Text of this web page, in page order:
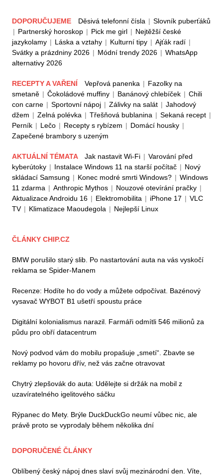
DOPORUČUJEME Děsivá telefonní čísla | Slovník puberťáků
| Partnerský horoskop | Pick me girl | Nejtěžší české
jazykolamy | Láska a vztahy | Kulturní tipy | Ajťák radí |
Svátky a prázdniny 2026 | Módní trendy 2026 | WhatsApp
alternativy 2026
RECEPTY A VAŘENÍ Vepřová panenka | Fazolky na
smetaně | Čokoládové muffiny | Banánový chlebíček | Chili
con carne | Sportovní nápoj | Zálivky na salát | Jahodový
džem | Zelná polévka | Třešňová bublanina | Sekaná recept |
Perník | Lečo | Recepty s rybízem | Domácí housky |
Zapečené brambory s uzeným
AKTUÁLNÍ TÉMATA Jak nastavit Wi-Fi | Varování před
kyberútoky | Instalace Windows 11 na starší počítač | Nový
skládací Samsung | Konec modré smrti Windows? | Windows
11 zdarma | Anthropic Mythos | Nouzové otevírání pračky |
Aktualizace Androidu 16 | Elektromobilita | iPhone 17 | VLC
TV | Klimatizace Maoudegola | Nejlepší Linux
ČLÁNKY CHIP.CZ
BMW porušilo starý slib. Po nastartování auta na vás vyskočí
reklama se Spider-Manem
Recenze: Hodíte ho do vody a můžete odpočívat. Bazénový
vysavač WYBOT B1 ušetří spoustu práce
Digitální kolonialismus narazil. Farmáři odmítli 546 milionů za
půdu pro obří datacentrum
Nový podvod vám do mobilu propašuje „smetí“. Zbavte se
reklamy po hovoru dřív, než vás začne otravovat
Chytrý zlepšovák do auta: Udělejte si držák na mobil z
uzavíratelného igelitového sáčku
Rýpanec do Mety. Brýle DuckDuckGo neumí vůbec nic, ale
právě proto se vyprodaly během několika dní
DOPORUČENÉ ČLÁNKY
Oblíbený český nápoj dnes slaví svůj mezinárodní den. Víte,